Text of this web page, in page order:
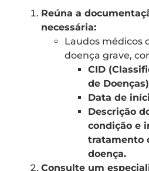
Reúna a
necessária:
Laudos médicos
doença grave,
CID
de
Data de
Descrição
condição e
tratamento
doença.
Consulte um